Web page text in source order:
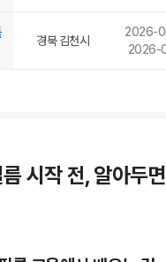
경북 김천시
2026-
2026-
시작 전, 알아두